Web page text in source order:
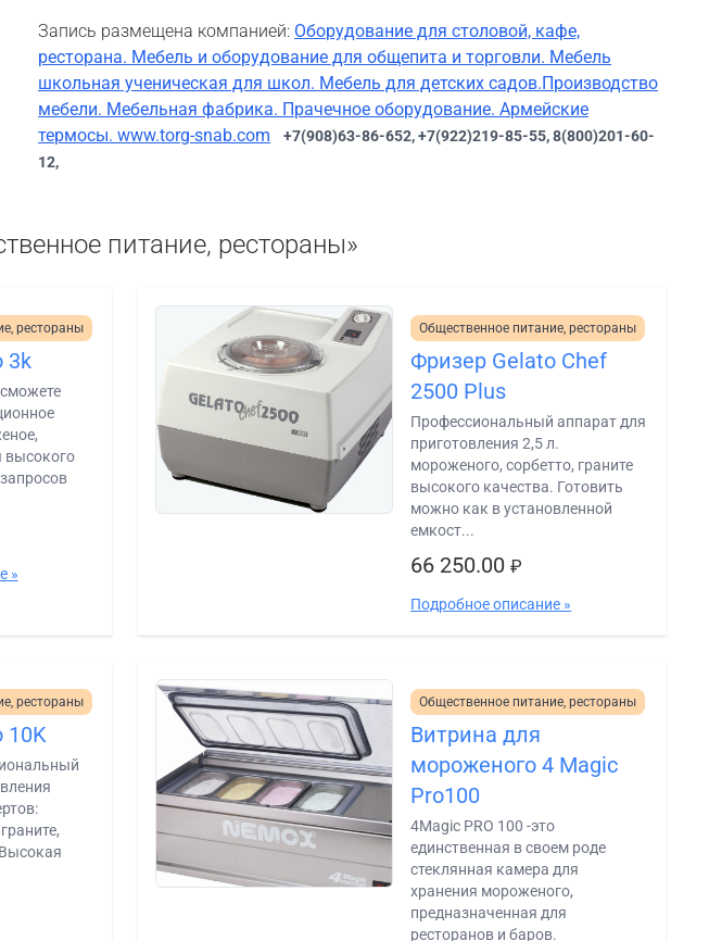
Запись размещена компанией: Оборудование для столовой, кафе,
ресторана. Мебель и оборудование для общепита и торговли. Мебель
школьная ученическая для школ. Мебель для детских садов.Производство
мебели. Мебельная фабрика. Прачечное оборудование. Армейские
термосы. www.torg-snab.com
+7(908)63-86-652, +7(922)219-85-55, 8(800)201-60-
12,
питание, рестораны»
рестораны
3k
высокого
»
Общественное питание, рестораны
Фризер Gelato Chef
2500 Plus
Профессиональный аппарат для
приготовления 2,5 л.
мороженого, сорбетто, граните
высокого качества. Готовить
можно как в установленной
емкост...
66 250.00₽
Подробное описание »
рестораны
10K
Общественное питание, рестораны
Витрина для
мороженого 4 Magic
Pro100
4Magic PRO 100 -это
единственная в своем роде
стеклянная камера для
хранения мороженого,
предназначенная для
ресторанов и баров.